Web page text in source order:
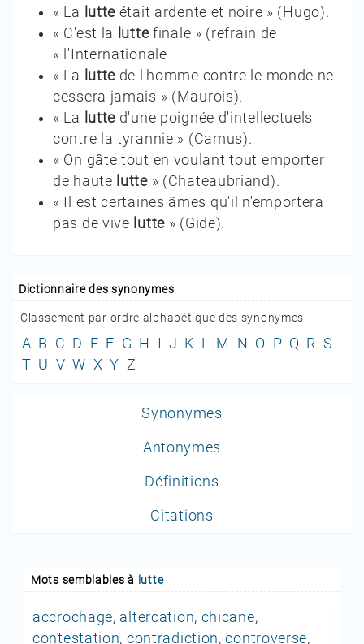
« La lutte était ardente et noire » (Hugo).
« C'est la luttefinale » (refrain de
« l'Internationale
« La lutte de l'homme contre le monde ne
cessera jamais » (Maurois).
« La lutte d'une poignée d'intellectuels
contre la tyrannie » (Camus).
« On gâte tout en voulant tout emporter
de haute lutte» (Chateaubriand).
« Il est certaines âmes qu'il n'emportera
pas de vive lutte» (Gide).
Dictionnaire des synonymes
Classement par ordre alphabétique des synonymes
A B C D E F G H I J K L M N O P Q R S
T U V W X Y Z
Synonymes
Antonymes
Définitions
Citations
Mots semblables à lutte
accrochage, altercation, chicane,
contestation, contradiction,controverse,